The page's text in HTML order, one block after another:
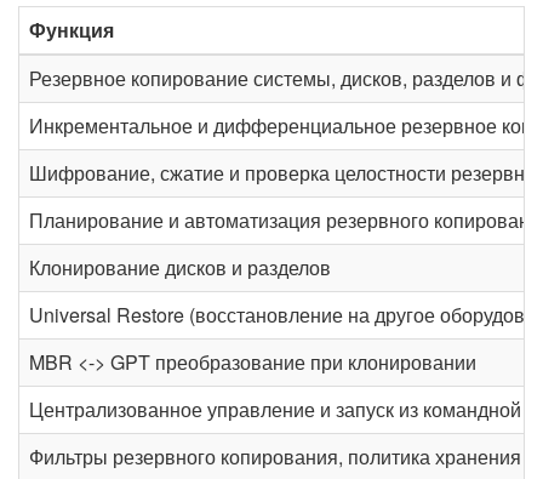
Функция
Резервное копирование системы, дисков, разделов и
Инкрементальное и дифференциальное резервное
Шифрование, сжатие и проверка целостности
Планирование и автоматизация резервного
Клонирование дисков и разделов
Universal Restore (восстановление на другое
MBR <-> GPT преобразование при клонировании
Централизованное управление и запуск из командной
Фильтры резервного копирования, политика хранения